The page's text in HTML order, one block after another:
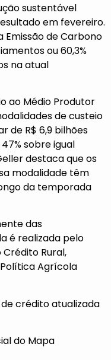
sustentável
em fevereiro.
Emissão de Carbono
ou 60,3%
na atual
ao Médio Produtor
de custeio
de R$ 6,9 bilhões
sobre igual
destaca que os
modalidade têm
da temporada
das
é realizada pelo
Rural,
Agrícola
crédito atualizada
do Mapa